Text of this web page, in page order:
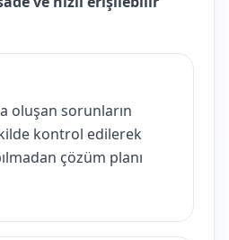
oluşan sorunların
kontrol edilerek
çözüm planı